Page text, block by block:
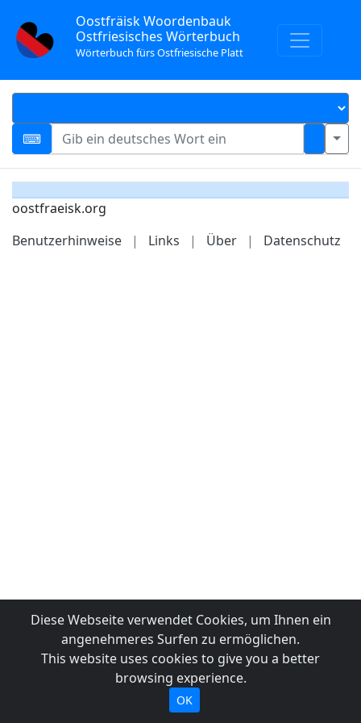
Oostfräisk Woordenbauk
Ostfriesisches Wörterbuch
Wörterbuch fürs Ostfriesische Platt
oostfraeisk.org
Benutzerhinweise
| Links | Über | Datenschutz
Diese Webseite verwendet Cookies, um Ihnen ein
angenehmeres Surfen zu ermöglichen.
This website uses cookies to give you a better
browsing experience.
OK